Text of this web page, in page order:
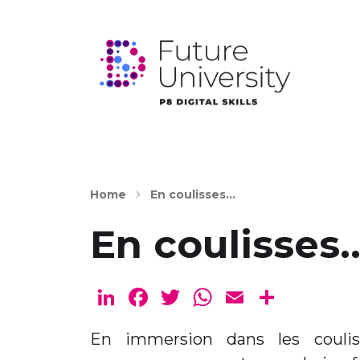
Home En coulisses…
En
Li
k
F
c
T
it
W
a
E
ai ta
En immersion dans les